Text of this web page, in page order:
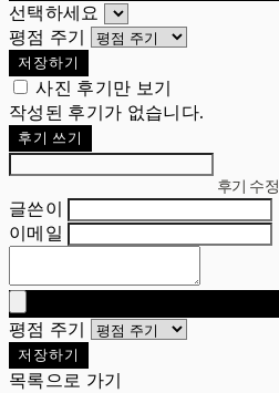
선택하세요
평점 주기
저장하기
사진 후기만 보기
작성된 후기가 없습니다.
후기 쓰기
후기 수정
글쓴이
이메일
평점 주기
저장하기
목록으로 가기